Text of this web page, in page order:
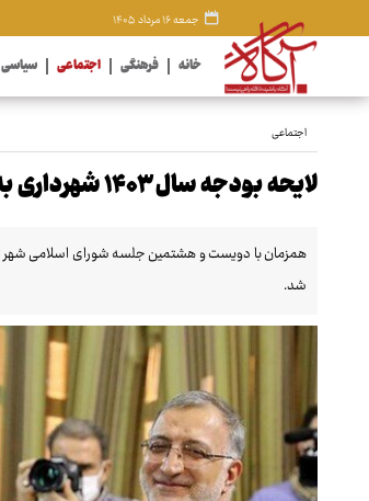
جمعه ۱۶ مرداد ۱۴۰۵
خانه فرهنگی اجتماعی سیاسی
اجتماعی
لایحه بودجه سال ۱۴۰۳ شهرداری به شورا ارائه شد
شد.